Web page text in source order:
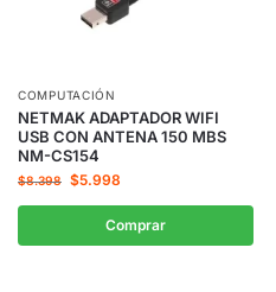
COMPUTACIÓN
NETMAK ADAPTADOR WIFI
USB CON ANTENA 150 MBS
NM-CS154
$8.398 $5.998
Comprar